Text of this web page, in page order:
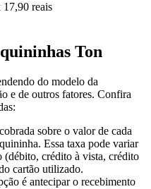
17,90 reais
Ton
do modelo da
e de outros fatores. Confira
sobre o valor de cada
Essa taxa pode variar
(débito, crédito à vista, crédito
cartão utilizado.
é antecipar o recebimento